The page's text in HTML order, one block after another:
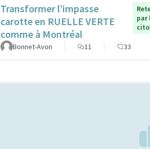
Transformer l’impasse
carotte en RUELLE VERTE
comme à Montréal
par
Bonnet-Avon 11 33